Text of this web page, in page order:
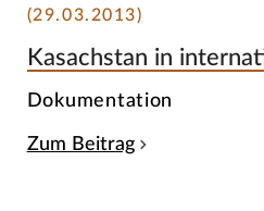
(29.03.2013)
Kasachstan in
Dokumentation
Zum Beitrag